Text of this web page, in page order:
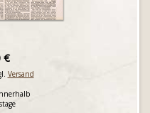
€
Versand